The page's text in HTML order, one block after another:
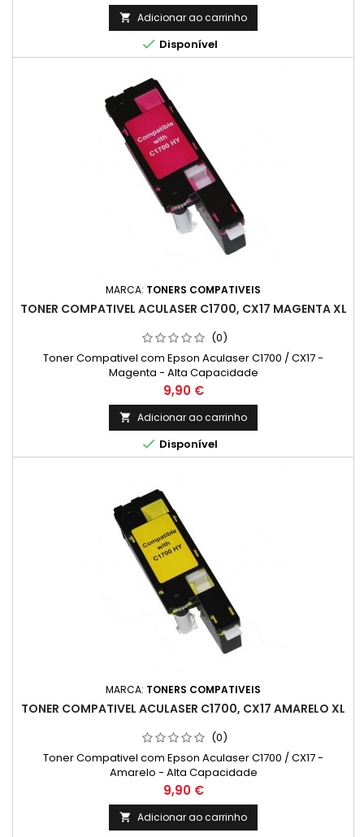
 Adicionar ao carrinho
 Disponível
MARCA: TONERS COMPATIVEIS
TONER COMPATIVEL ACULASER C1700, CX17 MAGENTA XL
(0)
Toner Compativel com Epson Aculaser C1700 / CX17 -
Magenta - Alta Capacidade
Preço
9,90 €
 Adicionar ao carrinho
 Disponível
MARCA: TONERS COMPATIVEIS
TONER COMPATIVEL ACULASER C1700, CX17 AMARELO XL
(0)
Toner Compativel com Epson Aculaser C1700 / CX17 -
Amarelo - Alta Capacidade
Preço
9,90 €
 Adicionar ao carrinho